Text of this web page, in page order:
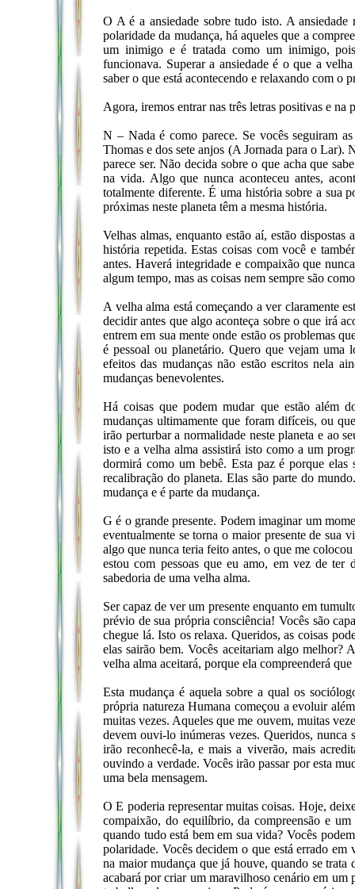
O A é a ansiedade sobre tudo isto. A
polaridade da mudança, há aqueles que a
um inimigo e é tratada como um inimigo,
funcionava. Superar a ansiedade é o que a
saber o que está acontecendo e relaxando com o
Agora, iremos entrar nas três letras positivas e na
N – Nada é como parece. Se vocês seguiram
Thomas e dos sete anjos (A Jornada para o Lar).
parece ser. Não decida sobre o que acha que
na vida. Algo que nunca aconteceu antes,
totalmente diferente. É uma história sobre a sua
próximas neste planeta têm a mesma história.
Velhas almas, enquanto estão aí, estão
história repetida. Estas coisas com você e
antes. Haverá integridade e compaixão que
algum tempo, mas as coisas nem sempre são
A velha alma está começando a ver claramente
decidir antes que algo aconteça sobre o que irá
entrem em sua mente onde estão os problemas
é pessoal ou planetário. Quero que vejam uma
efeitos das mudanças não estão escritos nela
mudanças benevolentes.
Há coisas que podem mudar que estão além
mudanças ultimamente que foram difíceis, ou
irão perturbar a normalidade neste planeta e ao
isto e a velha alma assistirá isto como a um
dormirá como um bebê. Esta paz é porque elas
recalibração do planeta. Elas são parte do
mudança e é parte da mudança.
G é o grande presente. Podem imaginar um
eventualmente se torna o maior presente de sua
algo que nunca teria feito antes, o que me
estou com pessoas que eu amo, em vez de ter
sabedoria de uma velha alma.
Ser capaz de ver um presente enquanto em
prévio de sua própria consciência! Vocês são
chegue lá. Isto os relaxa. Queridos, as coisas
elas sairão bem. Vocês aceitariam algo melhor?
velha alma aceitará, porque ela compreenderá
Esta mudança é aquela sobre a qual os
própria natureza Humana começou a evoluir
muitas vezes. Aqueles que me ouvem, muitas
devem ouvi-lo inúmeras vezes. Queridos,
irão reconhecê-la, e mais a viverão, mais
ouvindo a verdade. Vocês irão passar por esta
uma bela mensagem.
O E poderia representar muitas coisas. Hoje,
compaixão, do equilíbrio, da compreensão e
quando tudo está bem em sua vida? Vocês
polaridade. Vocês decidem o que está errado
na maior mudança que já houve, quando se trata
acabará por criar um maravilhoso cenário em um